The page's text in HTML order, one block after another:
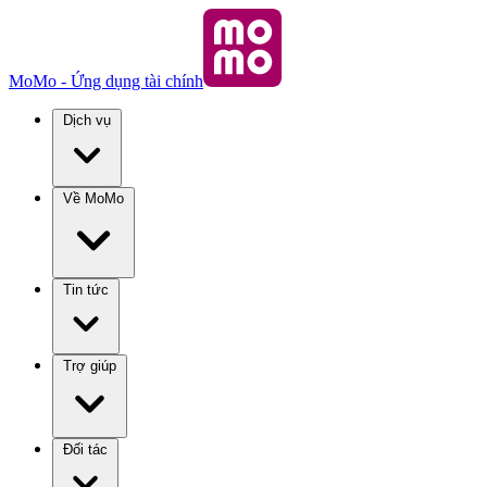
MoMo - Ứng dụng tài chính
Dịch vụ
Về MoMo
Tin tức
Trợ giúp
Đối tác